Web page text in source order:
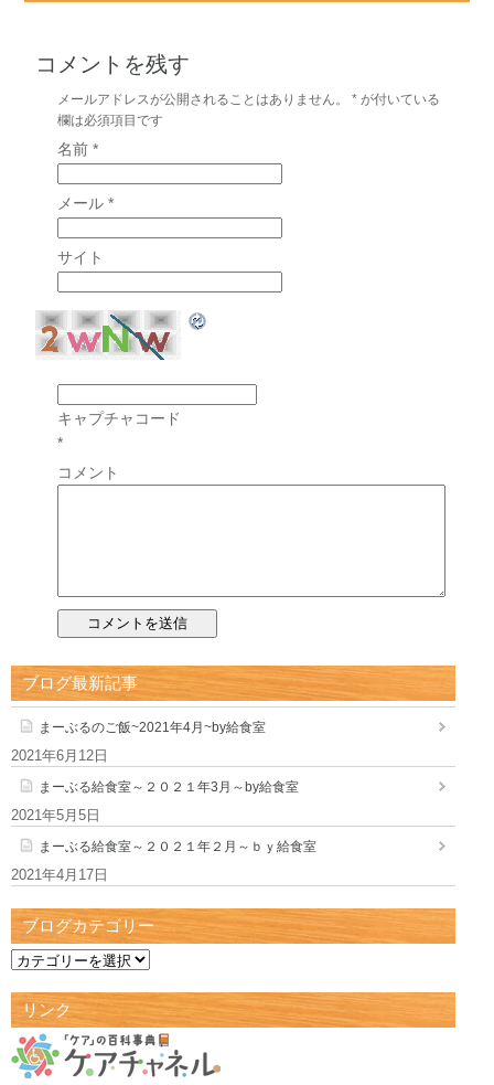
コメントを残す
メールアドレスが公開されることはありません。 * が付いている
欄は必須項目です
名前*
メール*
サイト
キャプチャコード
*
コメント
ブログ最新記事
まーぶるのご飯~2021年4月~by給食室
2021年6月12日
まーぶる給食室～２０２１年3月～by給食室
2021年5月5日
まーぶる給食室～２０２１年２月～ｂｙ給食室
2021年4月17日
ブログカテゴリー
リンク